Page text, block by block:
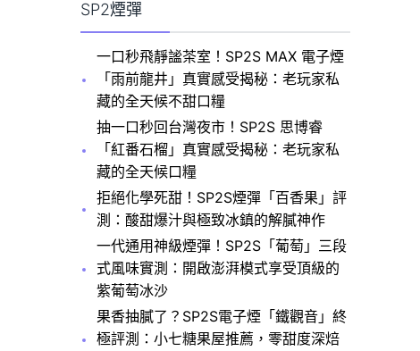
SP2煙彈
一口秒飛靜謐茶室！SP2S MAX 電子煙
「雨前龍井」真實感受揭秘：老玩家私
藏的全天候不甜口糧
抽一口秒回台灣夜市！SP2S 思博睿
「紅番石榴」真實感受揭秘：老玩家私
藏的全天候口糧
拒絕化學死甜！SP2S煙彈「百香果」評
測：酸甜爆汁與極致冰鎮的解膩神作
一代通用神級煙彈！SP2S「葡萄」三段
式風味實測：開啟澎湃模式享受頂級的
紫葡萄冰沙
果香抽膩了？SP2S電子煙「鐵觀音」終
極評測：小七糖果屋推薦，零甜度深焙